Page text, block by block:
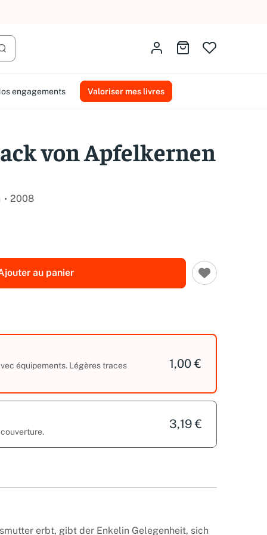
Lancer la recherche
Identifiez-vousAller au panier
engagements Valoriser mes livres
von Apfelkernen
2008
au panier
équipements. Légères traces 1,00 €
3,19 €
erbt, gibt der Enkelin Gelegenheit, sich